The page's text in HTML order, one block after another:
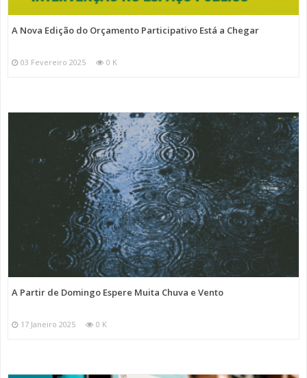
A Nova Edição do Orçamento Participativo Está a Chegar
03 Fevereiro 2025 0 K
A Partir de Domingo Espere Muita Chuva e Vento
17 Janeiro 2025 0 K